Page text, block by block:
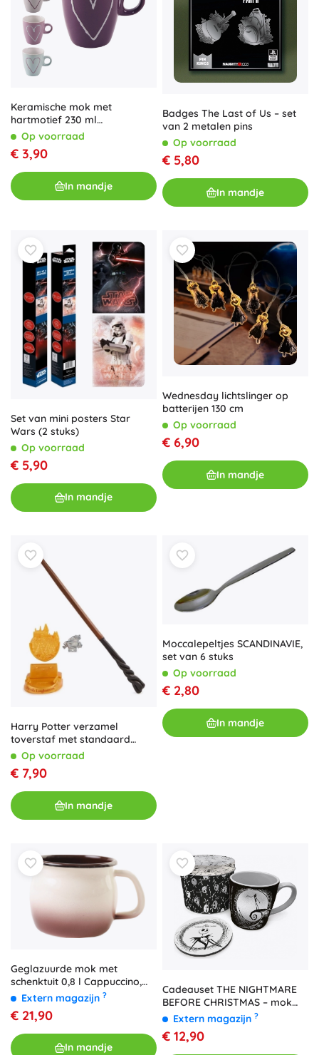
Keramische mok met
hartmotief 230 ml
(mixvariant)
Op voorraad
€ 3,90
In mandje
Badges The Last of Us – set
van 2 metalen pins
Op voorraad
€ 5,80
In mandje
Set van mini posters Star
Wars (2 stuks)
Op voorraad
€ 5,90
In mandje
Wednesday lichtslinger op
batterijen 130 cm
Op voorraad
€ 6,90
In mandje
Harry Potter verzamel
toverstaf met standaard
Magical Creatures
Op voorraad
€ 7,90
In mandje
Moccalepeltjes SCANDINAVIE,
set van 6 stuks
Op voorraad
€ 2,80
In mandje
Geglazuurde mok met
schenktuit 0,8 l Cappuccino,
diameter 10 cm
Extern magazijn ?
€ 21,90
In mandje
Cadeauset THE NIGHTMARE
BEFORE CHRISTMAS – mok
315 ml, kurken onderzetter en
Extern magazijn ?
€ 12,90